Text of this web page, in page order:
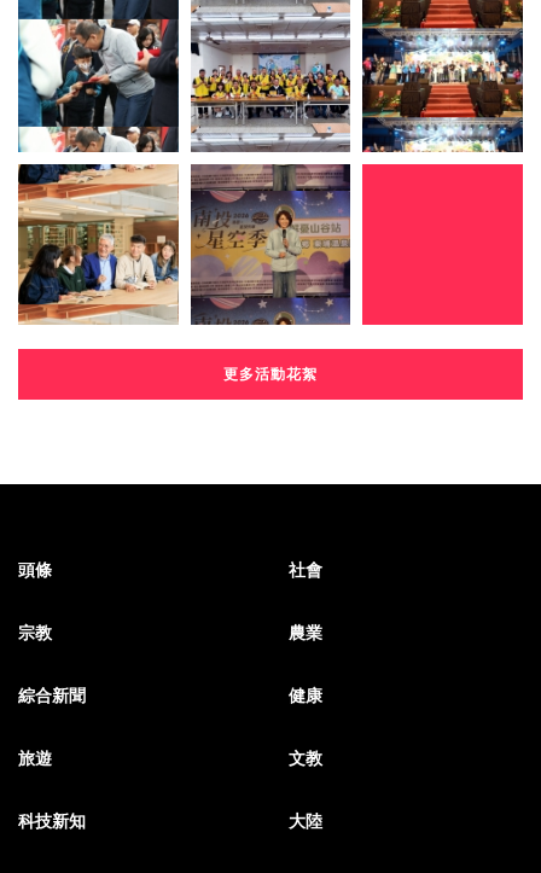
更多活動花絮
頭條 社會
宗教 農業
綜合新聞 健康
旅遊 文教
科技新知 大陸